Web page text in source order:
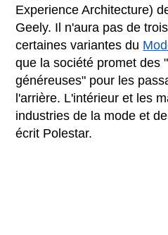
Experience Architecture)
Geely. Il n'aura pas de
certaines variantes du
que la société promet des
généreuses" pour les
l'arrière. L'intérieur et les
industries de la mode et
écrit Polestar.